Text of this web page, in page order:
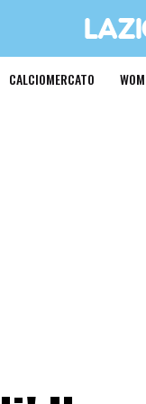
CALCIOMERCATO